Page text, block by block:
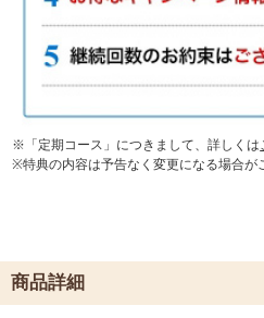
※「定期コース」につきまして、詳しくは
※特典の内容は予告なく変更になる場合が
商品詳細